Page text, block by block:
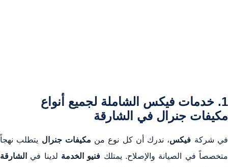
1. خدمات فيكس الشاملة لجميع أنواع
مكيفات جنرال في الشارقة
في شركة فيكس، ندرك أن كل نوع من مكيفات جنرال يتطلب نهجاً
متخصصاً في الصيانة والإصلاح. يمتلك فنيو الخدمة لدينا في
الشارقة